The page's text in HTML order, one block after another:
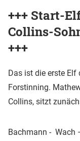
+++ Start-
Collins-
+++
Das ist die erste Elf
Forstinning.
Collins, sitzt
Bachmann - Wach